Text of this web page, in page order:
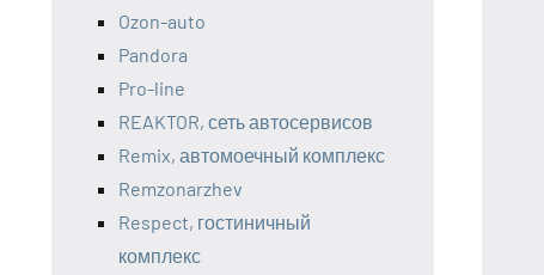
Ozon-auto
Pandora
Pro-line
REAKTOR, сеть автосервисов
Remix, автомоечный комплекс
Remzonarzhev
Respect, гостиничный
комплекс